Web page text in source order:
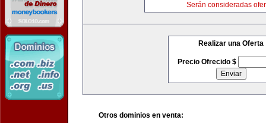
Serán consideradas
Realizar una Oferta
Precio Ofrecido $
Otros dominios en venta: